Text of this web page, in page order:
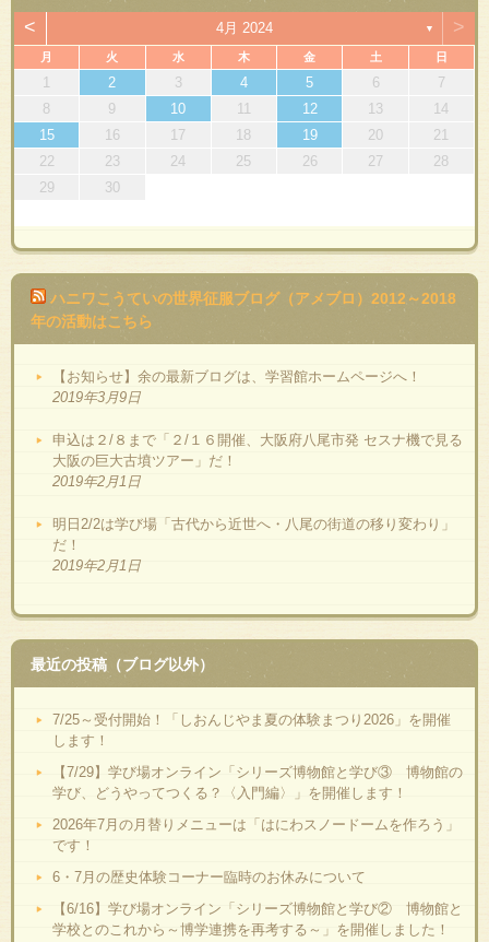
< 4月 2024 ▼ >
月 火 水 木 金 土 日
1 2 3 4 5 6
7
8
9 10 11 12 13
14
15
16 17 18 19 20
21
22
23 24 25 26 27
28
29
30
ハニワこうていの世界征服ブログ（アメブロ）2012～2018
年の活動はこちら
【お知らせ】余の最新ブログは、学習館ホームページへ！
2019年3月9日
申込は２/８まで「２/１６開催、大阪府八尾市発 セスナ機で見る
大阪の巨大古墳ツアー」だ！
2019年2月1日
明日2/2は学び場「古代から近世へ・八尾の街道の移り変わり」
だ！
2019年2月1日
最近の投稿（ブログ以外）
7/25～受付開始！「しおんじやま夏の体験まつり2026」を開催
します！
【7/29】学び場オンライン「シリーズ博物館と学び③ 博物館の
学び、どうやってつくる？〈入門編〉」を開催します！
2026年7月の月替りメニューは「はにわスノードームを作ろう」
です！
6・7月の歴史体験コーナー臨時のお休みについて
【6/16】学び場オンライン「シリーズ博物館と学び② 博物館と
学校とのこれから～博学連携を再考する～」を開催しました！